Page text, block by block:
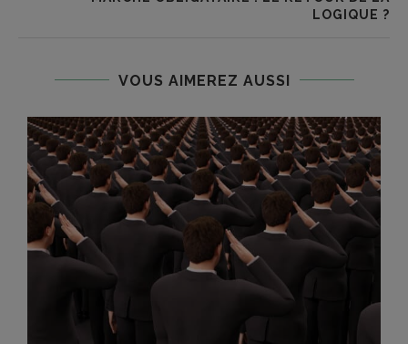
LOGIQUE ?
VOUS AIMEREZ AUSSI